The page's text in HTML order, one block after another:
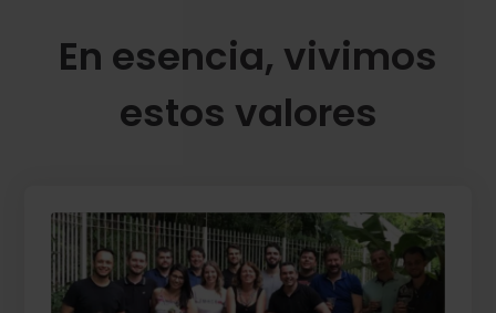
En esencia, vivimos
estos valores